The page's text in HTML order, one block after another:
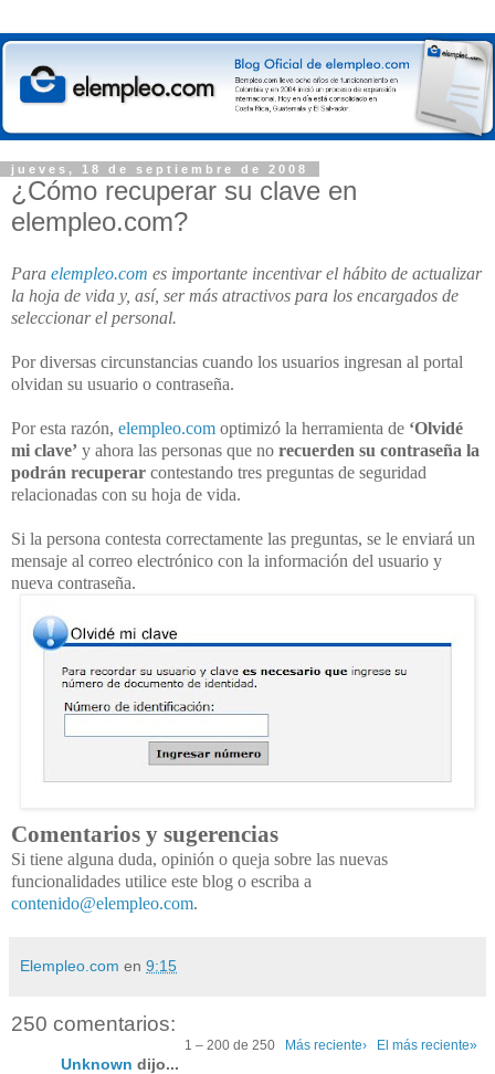
jueves, 18 de septiembre de 2008
¿Cómo recuperar su clave en
elempleo.com?
Para elempleo.com es importante incentivar el hábito de actualizar
la hoja de vida y, así, ser más atractivos para los encargados de
seleccionar el personal.
Por diversas circunstancias cuando los usuarios ingresan al portal
olvidan su usuario o contraseña.
Por esta razón, elempleo.com optimizó la herramienta de ‘Olvidé
mi clave’ y ahora las personas que no recuerden su contraseña la
podrán recuperar contestando tres preguntas de seguridad
relacionadas con su hoja de vida.
Si la persona contesta correctamente las preguntas, se le enviará un
mensaje al correo electrónico con la información del usuario y
nueva contraseña.
Comentarios y sugerencias
Si tiene alguna duda, opinión o queja sobre las nuevas
funcionalidades utilice este blog o escriba a
contenido@elempleo.com.
Elempleo.com en 9:15
250 comentarios:
1 – 200 de 250 Más reciente› El más reciente»
Unknown dijo...